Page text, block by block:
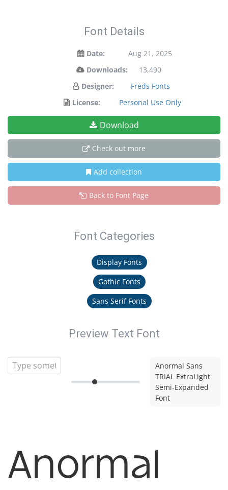
Font Details
Date:
Aug 21, 2025
Downloads:
13,490
Designer:
Freds Fonts
License:
Personal Use Only
Download
Check out more
Add collection
Back to Font Page
Font Categories
Display Fonts
Gothic Fonts
Sans Serif Fonts
Preview Text Font
Anormal Sans
TRIAL ExtraLight
Semi-Expanded
Font
Anormal